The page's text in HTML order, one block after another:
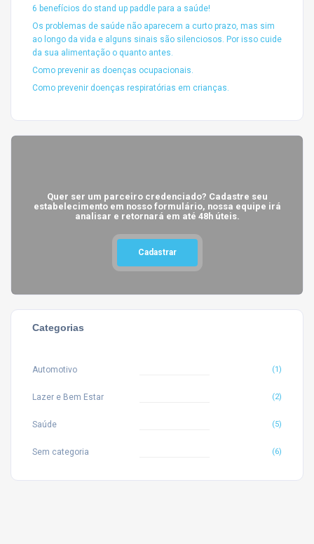
6 benefícios do stand up paddle para a saúde!
Os problemas de saúde não aparecem a curto prazo, mas sim
ao longo da vida e alguns sinais são silenciosos. Por isso cuide
da sua alimentação o quanto antes.
Como prevenir as doenças ocupacionais.
Como prevenir doenças respiratórias em crianças.
Quer ser um parceiro credenciado? Cadastre seu
estabelecimento em nosso formulário, nossa equipe irá
analisar e retornará em até 48h úteis.
Cadastrar
Categorias
Automotivo (1)
Lazer e Bem Estar (2)
Saúde (5)
Sem categoria (6)